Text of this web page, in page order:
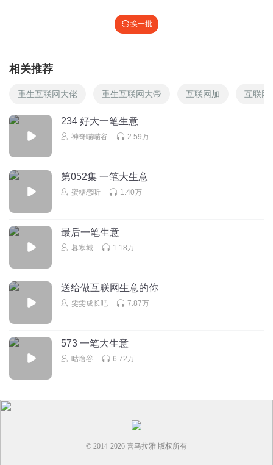
换一批
相关推荐
重生互联网大佬 重生互联网大帝 互联网加 互联网
234 好大一笔生意
神奇喵喵谷 2.59万
第052集 一笔大生意
蜜糖恋听 1.40万
最后一笔生意
暮寒城 1.18万
送给做互联网生意的你
雯雯成长吧 7.87万
573 一笔大生意
咕噜谷 6.72万
© 2014-2026 喜马拉雅 版权所有